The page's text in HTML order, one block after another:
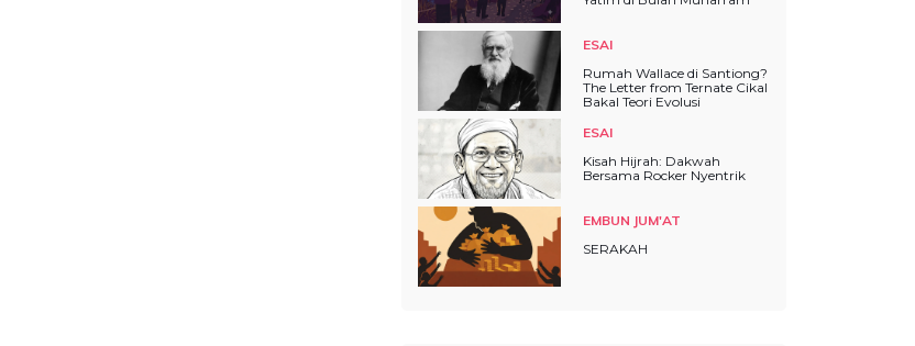
ESAI
Rumah Wallace di Santiong?
The Letter from Ternate Cikal
Bakal Teori Evolusi
ESAI
Kisah Hijrah: Dakwah
Bersama Rocker Nyentrik
EMBUN JUM'AT
SERAKAH